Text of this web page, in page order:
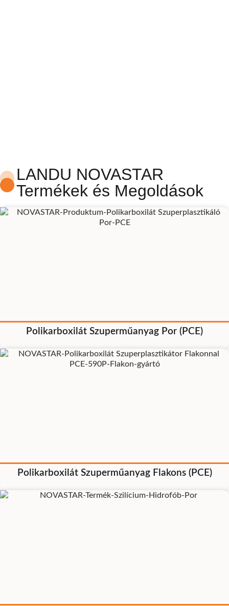
LANDU NOVASTAR
Termékek és Megoldások
Polikarboxilát Szuperműanyag Por (PCE)
Polikarboxilát Szuperműanyag Flakons (PCE)